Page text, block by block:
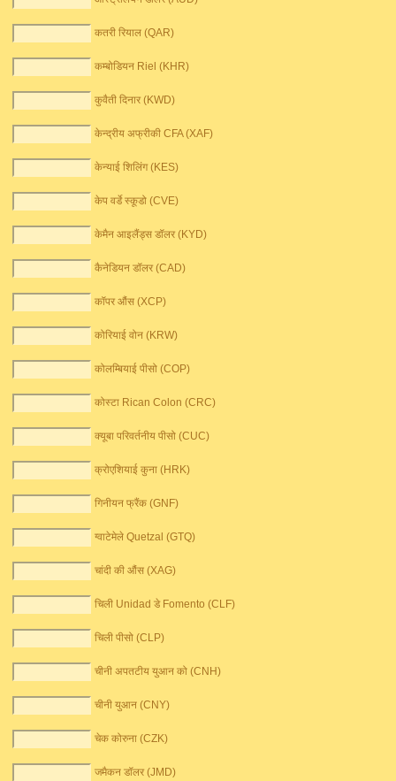
कतरी रियाल (QAR)
कम्बोडियन Riel (KHR)
कुवैती दिनार (KWD)
केन्द्रीय अफ्रीकी CFA (XAF)
केन्याई शिलिंग (KES)
केप वर्डे स्कूडो (CVE)
केमैन आइलैंड्स डॉलर (KYD)
कैनेडियन डॉलर (CAD)
कॉपर औंस (XCP)
कोरियाई वोन (KRW)
कोलम्बियाई पीसो (COP)
कोस्टा Rican Colon (CRC)
क्यूबा परिवर्तनीय पीसो (CUC)
क्रोएशियाई कुना (HRK)
गिनीयन फ्रैंक (GNF)
ग्वाटेमेले Quetzal (GTQ)
चांदी की औंस (XAG)
चिली Unidad डे Fomento (CLF)
चिली पीसो (CLP)
चीनी अपतटीय युआन को (CNH)
चीनी युआन (CNY)
चेक कोरुना (CZK)
जमैकन डॉलर (JMD)